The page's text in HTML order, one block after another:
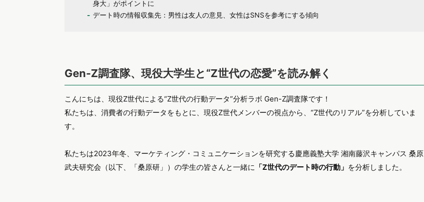
身大」がポイントに
デート時の情報収集先：男性は友人の意見、女性はSNSを参考にする傾向
Gen-Z調査隊、現役大学生と“Z世代の恋愛”を読み解く
こんにちは、現役Z世代による“Z世代の行動データ”分析ラボ Gen-Z調査隊です！
私たちは、消費者の行動データをもとに、現役Z世代メンバーの視点から、“Z世代のリアル”を分析していま
す。
私たちは2023年冬、マーケティング・コミュニケーションを研究する慶應義塾大学 湘南藤沢キャンパス 桑原
武夫研究会（以下、「桑原研」）の学生の皆さんと一緒に 「Z世代のデート時の行動」 を分析しました。